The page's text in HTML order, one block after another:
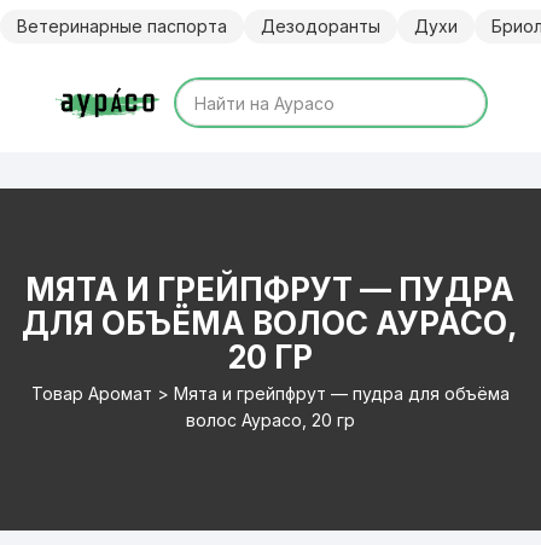
Ветеринарные паспорта Дезодоранты Духи
МЯТА И ГРЕЙПФРУТ — ПУДРА
ДЛЯ ОБЪЁМА ВОЛОС АУРАСО,
20 ГР
Товар Аромат > Мята и грейпфрут — пудра для объёма
волос Аурасо, 20 гр